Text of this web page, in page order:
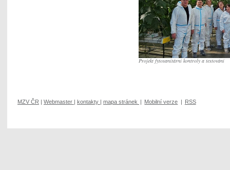
Projekt fytosanitární kontroly a testování
MZV ČR | Webmaster | kontakty | mapa stránek | Mobilní verze | RSS